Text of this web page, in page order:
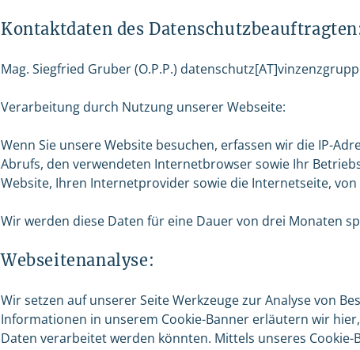
Kontaktdaten des
Mag. Siegfried Gruber (O.P.P.)
Verarbeitung durch Nutzung unserer Webseite:
Wenn Sie unsere Website besuchen, erfassen wir die IP-
Abrufs, den verwendeten Internetbrowser sowie Ihr
Website, Ihren Internetprovider sowie die Internetseite, von
Wir werden diese Daten für eine Dauer von drei Monaten
Webseitenanalyse:
Wir setzen auf unserer Seite Werkzeuge zur Analyse von
Informationen in unserem Cookie-Banner erläutern wir
Daten verarbeitet werden könnten. Mittels unseres